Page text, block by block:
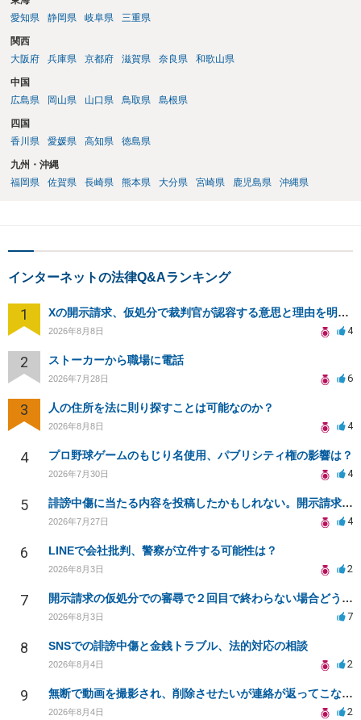
愛知県
静岡県 岐阜県 三重県
関西
大阪府
兵庫県 京都府 滋賀県 奈良県 和歌山県
中国
広島県
岡山県 山口県 鳥取県 島根県
四国
香川県
愛媛県 高知県 徳島県
九州・沖縄
福岡県
佐賀県 長崎県 熊本県 大分県 宮崎県 鹿児島県 沖縄県
インターネットの法律Q&Aランキング
1 Xの開示請求、仮処分で裁判官が認容する意思と理由を明確化しても、相手側は争って引き延ばしますか
2026年8月8日 4
2 ストーカーから職場に電話
2026年7月28日 6
3 人の住所を法に則り探すことは可能なのか？
2026年8月8日 4
4 プロ野球ゲームのもじり名使用、パブリシティ権の影響は？
2026年7月30日 4
5 誹謗中傷に当たる内容を投稿したかもしれない。開示請求や民事刑事裁判に発展しうるのか教えて欲しい。
2026年7月27日 4
6 LINEで会社批判、警察が立件する可能性は？
2026年8月3日 2
7 開示請求の仮処分での審尋で２回目で終わらない場合どうしたらいいですか
2026年8月3日 7
8 SNSでの誹謗中傷と金銭トラブル、法的対応の相談
2026年8月4日 2
9 無断で動画を撮影され、削除させたいが連絡が返ってこない。
2026年8月4日 2